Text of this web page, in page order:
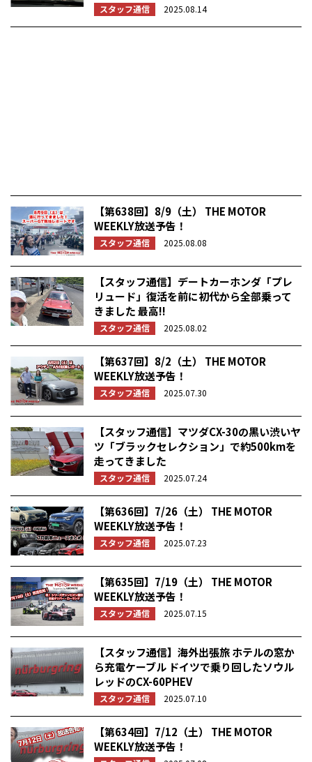
スタッフ通信 2025.08.14
【第638回】8/9（土） THE MOTOR
WEEKLY放送予告！
スタッフ通信 2025.08.08
【スタッフ通信】デートカーホンダ「プレ
リュード」復活を前に初代から全部乗って
きました 最高!!
スタッフ通信 2025.08.02
【第637回】8/2（土） THE MOTOR
WEEKLY放送予告！
スタッフ通信 2025.07.30
【スタッフ通信】マツダCX-30の黒い渋いヤ
ツ「ブラックセレクション」で約500kmを
走ってきました
スタッフ通信 2025.07.24
【第636回】7/26（土） THE MOTOR
WEEKLY放送予告！
スタッフ通信 2025.07.23
【第635回】7/19（土） THE MOTOR
WEEKLY放送予告！
スタッフ通信 2025.07.15
【スタッフ通信】海外出張旅 ホテルの窓か
ら充電ケーブル ドイツで乗り回したソウル
レッドのCX-60PHEV
スタッフ通信 2025.07.10
【第634回】7/12（土） THE MOTOR
WEEKLY放送予告！